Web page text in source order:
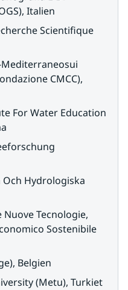
Italien
Scientifique
CMCC),
For Water Education
Hydrologiska
Nuove Tecnologie,
Sostenibile
Belgien
(Metu), Turkiet